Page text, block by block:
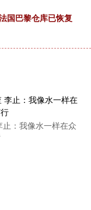
国巴黎仓库已恢复
止：我像水一样在众